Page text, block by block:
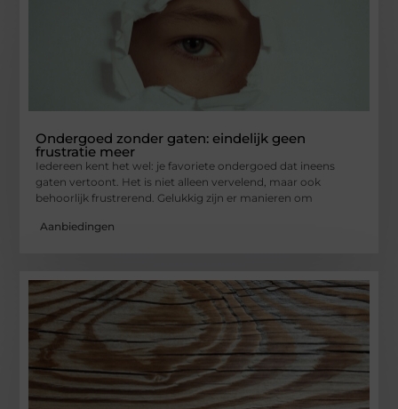
Ondergoed zonder gaten: eindelijk geen
frustratie meer
Iedereen kent het wel: je favoriete ondergoed dat ineens
gaten vertoont. Het is niet alleen vervelend, maar ook
behoorlijk frustrerend. Gelukkig zijn er manieren om
Aanbiedingen